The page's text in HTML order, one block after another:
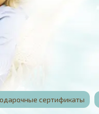
сертификаты